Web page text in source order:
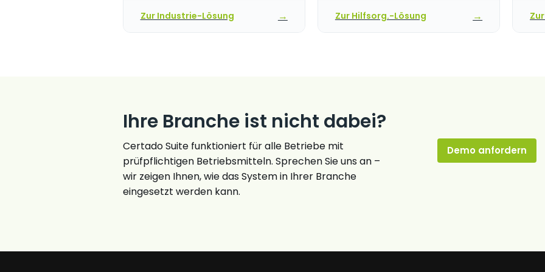
Zur Industrie-Lösung → Zur Hilfsorg.-Lösung →
Ihre Branche ist nicht dabei?
Certado Suite funktioniert für alle Betriebe mit
prüfpflichtigen Betriebsmitteln. Sprechen Sie uns an –
wir zeigen Ihnen, wie das System in Ihrer Branche
eingesetzt werden kann.
Demo anfordern